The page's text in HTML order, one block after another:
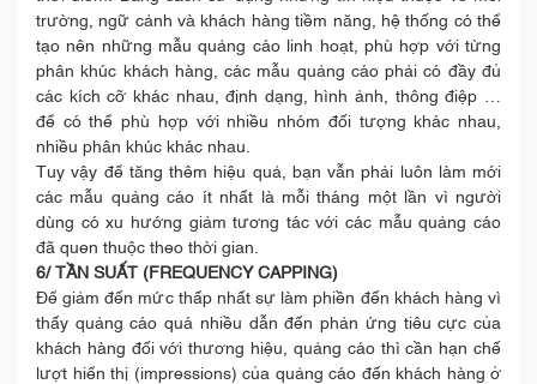
trường, ngữ cảnh và khách hàng tiềm năng, hệ thống có thể
tạo nên những mẫu quảng cáo linh hoạt, phù hợp với từng
phân khúc khách hàng, các mẫu quảng cáo phải có đầy đủ
các kích cỡ khác nhau, định dạng, hình ảnh, thông điệp …
để có thể phù hợp với nhiều nhóm đối tượng khác nhau,
nhiều phân khúc khác nhau.
Tuy vậy để tăng thêm hiệu quả, bạn vẫn phải luôn làm mới
các mẫu quảng cáo ít nhất là mỗi tháng một lần vì người
dùng có xu hướng giảm tương tác với các mẫu quảng cáo
đã quen thuộc theo thời gian.
6/ TẦN SUẤT (FREQUENCY CAPPING)
Để giảm đến mức thấp nhất sự làm phiền đến khách hàng vì
thấy quảng cáo quá nhiều dẫn đến phản ứng tiêu cực của
khách hàng đối với thương hiệu, quảng cáo thì cần hạn chế
lượt hiển thị (impressions) của quảng cáo đến khách hàng ở